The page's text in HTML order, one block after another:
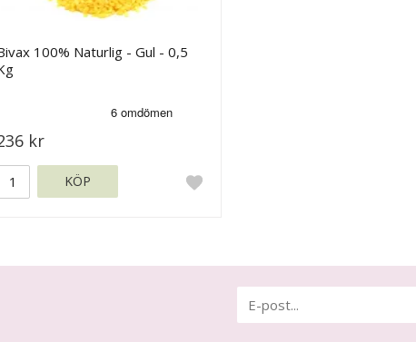
100% Naturlig - Gul - 0,5
kr
KÖP